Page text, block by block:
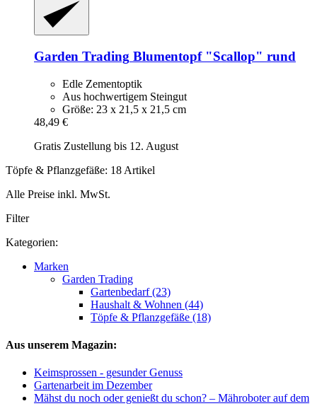
Garden Trading Blumentopf "Scallop" rund
Edle Zementoptik
Aus hochwertigem Steingut
Größe: 23 x 21,5 x 21,5 cm
48,49 €
Gratis Zustellung bis 12. August
Töpfe & Pflanzgefäße: 18 Artikel
Alle Preise inkl. MwSt.
Filter
Kategorien:
Marken
Garden Trading
Gartenbedarf (23)
Haushalt & Wohnen (44)
Töpfe & Pflanzgefäße (18)
Aus unserem Magazin:
Keimsprossen - gesunder Genuss
Gartenarbeit im Dezember
Mähst du noch oder genießt du schon? – Mähroboter auf dem